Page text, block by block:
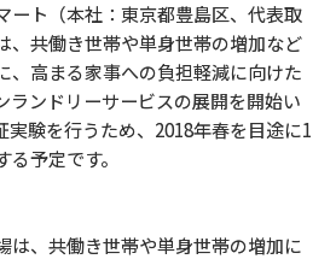
ート（本社：東京都豊島区、代表取
、共働き世帯や単身世帯の増加など
、高まる家事への負担軽減に向けた
ランドリーサービスの展開を開始い
実験を行うため、2018年春を目途に1
予定です。
、共働き世帯や単身世帯の増加に